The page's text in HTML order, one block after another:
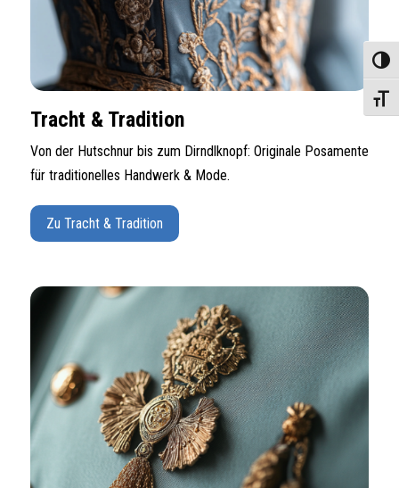
Tracht & Tradition
Von der Hutschnur bis zum Dirndlknopf: Originale Posamente
für traditionelles Handwerk & Mode.
Zu Tracht & Tradition